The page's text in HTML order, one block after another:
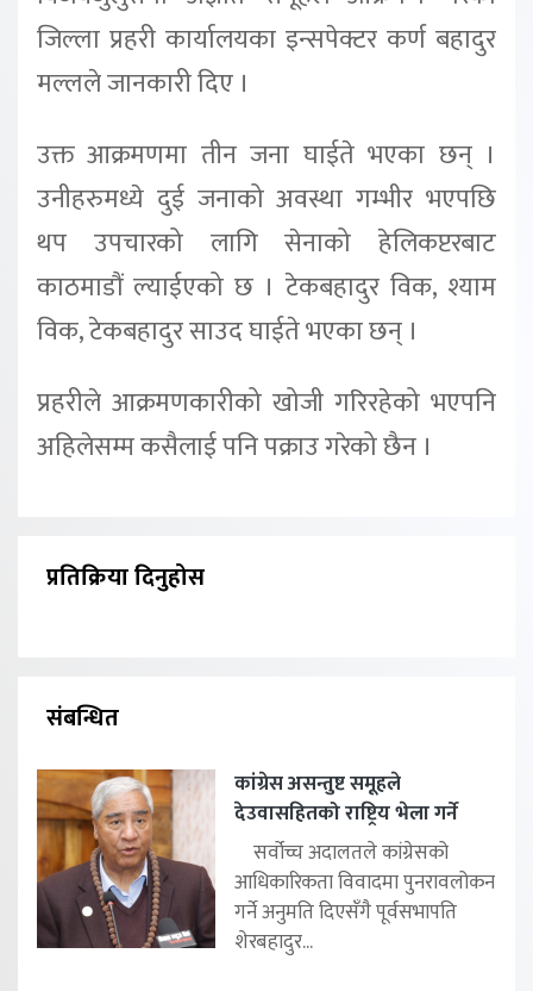
जिल्ला प्रहरी कार्यालयका इन्सपेक्टर कर्ण बहादुर
मल्लले जानकारी दिए ।
उक्त आक्रमणमा तीन जना घाईते भएका छन् ।
उनीहरुमध्ये दुई जनाको अवस्था गम्भीर भएपछि
थप उपचारको लागि सेनाको हेलिकप्टरबाट
काठमाडौं ल्याईएको छ । टेकबहादुर विक, श्याम
विक, टेकबहादुर साउद घाईते भएका छन् ।
प्रहरीले आक्रमणकारीको खोजी गरिरहेको भएपनि
अहिलेसम्म कसैलाई पनि पक्राउ गरेको छैन ।
प्रतिक्रिया दिनुहोस
संबन्धित
कांग्रेस असन्तुष्ट समूहले
देउवासहितको राष्ट्रिय भेला गर्ने
सर्वोच्च अदालतले कांग्रेसको
आधिकारिकता विवादमा पुनरावलोकन
गर्ने अनुमति दिएसँगै पूर्वसभापति
शेरबहादुर...